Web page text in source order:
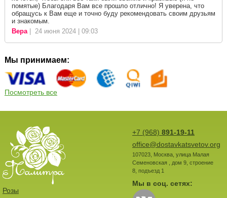
помятые) Благодаря Вам все прошло отлично! Я уверена, что
обращусь к Вам еще и точно буду рекомендовать своим друзьям
и знакомым.
Вера| 24 июня 2024 | 09:03
Мы принимаем:
Посмотреть все
+7 (968) 891-19-11
office@dostavkatsvetov.org
107023, Москва, улица Малая
Семеновская , дом 9, строение
8, подъезд 1
Мы в соц. сетях:
Розы